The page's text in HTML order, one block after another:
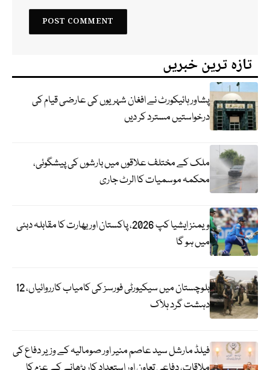
تازہ ترین خبریں
پشاور ہائیکورٹ نے افغان شہریوں کی عارضی قیام کی
درخواستیں مسترد کر دیں
ملک کے مختلف علاقوں میں بارشوں کی پیشگوئی،
محکمہ موسمیات کا الرٹ جاری
ویمنز ایشیا کپ 2026، پاکستان اور بھارت کا مقابلہ دبئی
میں ہو گا
بلوچستان میں سیکیورٹی فورسز کی کامیاب کارروائیاں، 12
دہشت گرد ہلاک
فیلڈ مارشل سید عاصم منیر اور صومالیہ کے وزیر دفاع کی